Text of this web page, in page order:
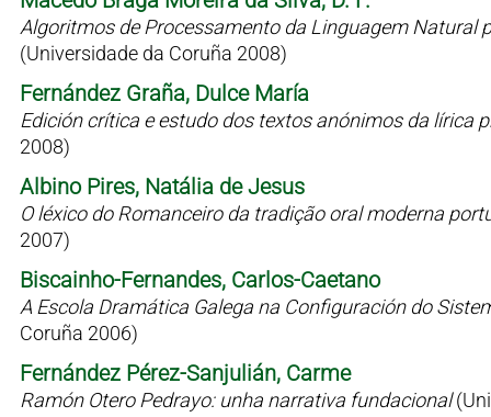
Algoritmos de Processamento da Linguagem Natural
(Universidade da Coruña 2008)
Fernández Graña, Dulce María
Edición crítica e estudo dos textos anónimos da lírica
2008)
Albino Pires, Natália de Jesus
O léxico do Romanceiro da tradição oral moderna
2007)
Biscainho-Fernandes, Carlos-Caetano
A Escola Dramática Galega na Configuración do
Coruña 2006)
Fernández Pérez-Sanjulián, Carme
Ramón Otero Pedrayo: unha narrativa fundacional